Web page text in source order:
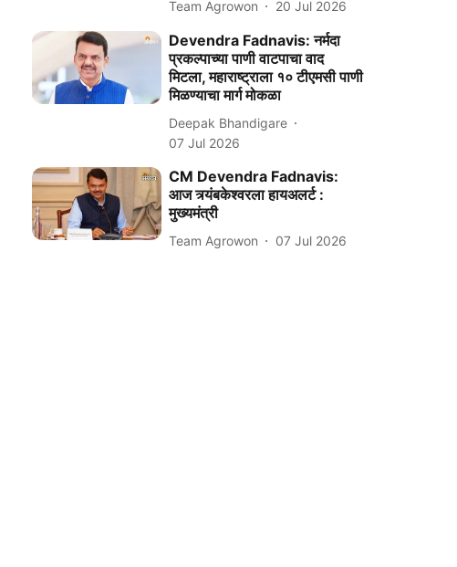
Team Agrowon 20 Jul 2026
Devendra Fadnavis: नर्मदा
प्रकल्पाच्या पाणी वाटपाचा वाद
मिटला, महाराष्ट्राला १० टीएमसी पाणी
मिळण्याचा मार्ग मोकळा
Deepak Bhandigare
07 Jul 2026
CM Devendra Fadnavis:
आज त्र्यंबकेश्वरला हायअलर्ट :
मुख्यमंत्री
Team Agrowon 07 Jul 2026